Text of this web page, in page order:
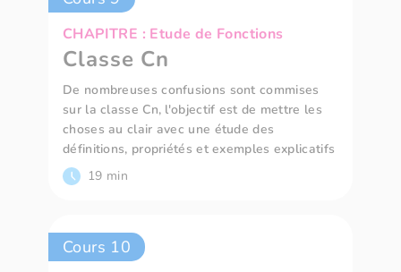
CHAPITRE : Etude de Fonctions
Classe Cn
De nombreuses confusions sont commises
sur la classe Cn, l'objectif est de mettre les
choses au clair avec une étude des
définitions, propriétés et exemples explicatifs
19 min
Cours 10